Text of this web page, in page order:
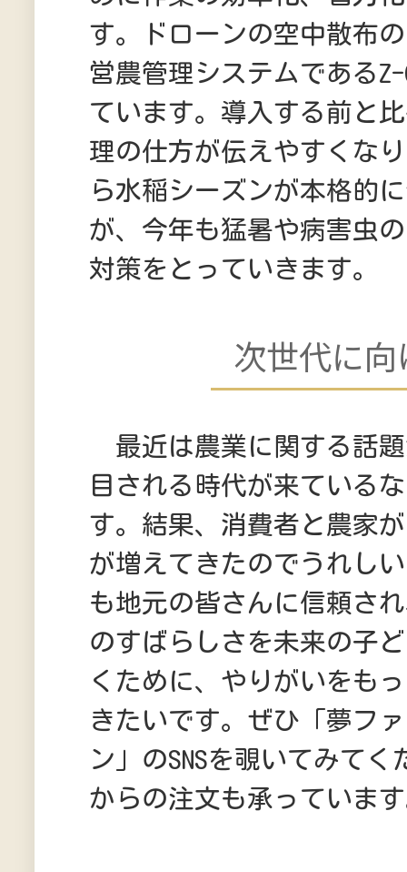
す。ドローンの空中散布
営農管理システムである
ています。導入する前と
理の仕方が伝えやすくな
ら水稲シーズンが本格的
が、今年も猛暑や病害虫
対策をとっていきます。
次世代に
最近は農業に関する話
目される時代が来ている
す。結果、消費者と農家
が増えてきたのでうれし
も地元の皆さんに信頼さ
のすばらしさを未来の子
くために、やりがいをも
きたいです。ぜひ「夢フ
ン」のSNSを覗いてみてく
からの注文も承っていま